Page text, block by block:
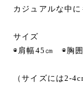
カジュアルな中に
サイズ
◉肩幅45㎝ ◉胸
（サイズには2-